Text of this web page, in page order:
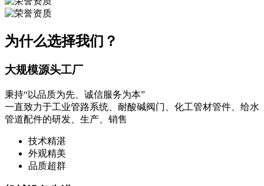
为什么选择我们？
大规模源头工厂
秉持“以品质为先、诚信服务为本”
一直致力于工业管路系统、耐酸碱阀门、化工管材管件、给水
管道配件的研发、生产、销售
技术精湛
外观精美
品质超群